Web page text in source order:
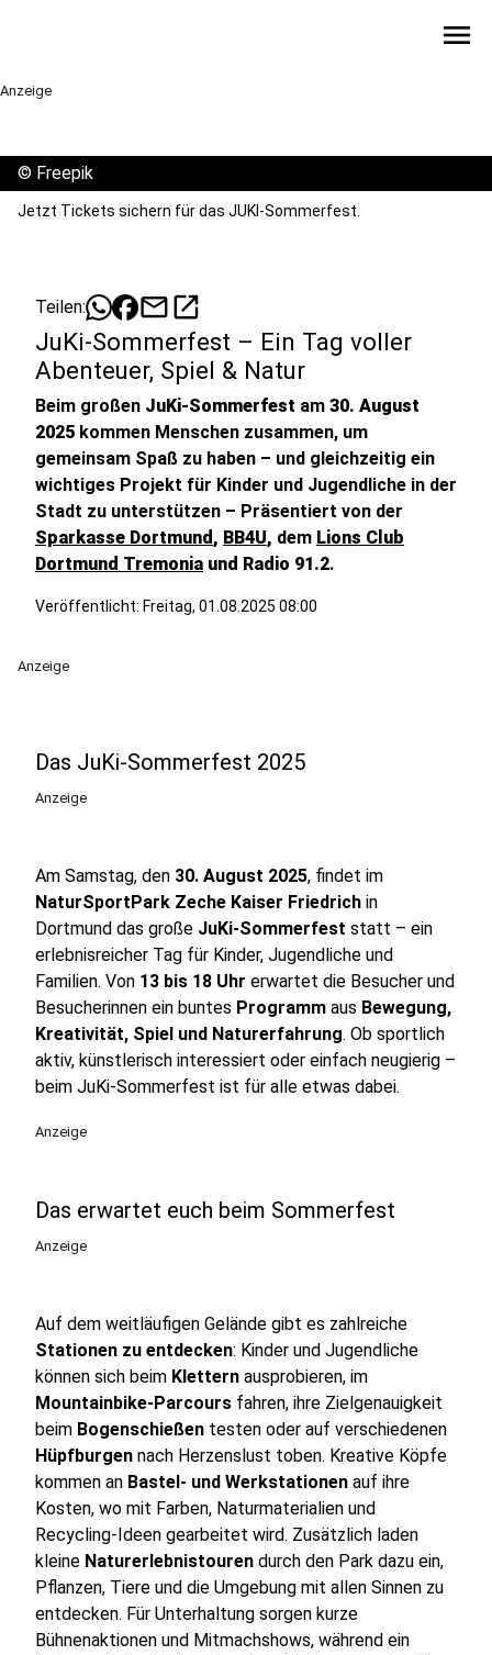
menu
Anzeige
© Freepik
Jetzt Tickets sichern für das JUKI-Sommerfest.
Teilen: mailopen_in_new
JuKi-Sommerfest – Ein Tag voller
Abenteuer, Spiel & Natur
Beim großen JuKi-Sommerfest am 30. August
2025 kommen Menschen zusammen, um
gemeinsam Spaß zu haben – und gleichzeitig ein
wichtiges Projekt für Kinder und Jugendliche in der
Stadt zu unterstützen – Präsentiert von der
Sparkasse Dortmund , BB4U, dem Lions Club
Dortmund Tremonia und Radio 91.2.
Veröffentlicht: Freitag, 01.08.2025 08:00
Anzeige
Das JuKi-Sommerfest 2025
Anzeige
Am Samstag, den 30. August 2025, findet im
NaturSportPark Zeche Kaiser Friedrich in
Dortmund das große JuKi-Sommerfest statt – ein
erlebnisreicher Tag für Kinder, Jugendliche und
Familien. Von 13 bis 18 Uhr erwartet die Besucher und
Besucherinnen ein buntes Programm aus Bewegung,
Kreativität, Spiel und Naturerfahrung. Ob sportlich
aktiv, künstlerisch interessiert oder einfach neugierig –
beim JuKi-Sommerfest ist für alle etwas dabei.
Anzeige
Das erwartet euch beim Sommerfest
Anzeige
Auf dem weitläufigen Gelände gibt es zahlreiche
Stationen zu entdecken: Kinder und Jugendliche
können sich beim Klettern ausprobieren, im
Mountainbike-Parcours fahren, ihre Zielgenauigkeit
beim Bogenschießen testen oder auf verschiedenen
Hüpfburgen nach Herzenslust toben. Kreative Köpfe
kommen an Bastel- und Werkstationen auf ihre
Kosten, wo mit Farben, Naturmaterialien und
Recycling-Ideen gearbeitet wird. Zusätzlich laden
kleine Naturerlebnistouren durch den Park dazu ein,
Pflanzen, Tiere und die Umgebung mit allen Sinnen zu
entdecken. Für Unterhaltung sorgen kurze
Bühnenaktionen und Mitmachshows, während ein